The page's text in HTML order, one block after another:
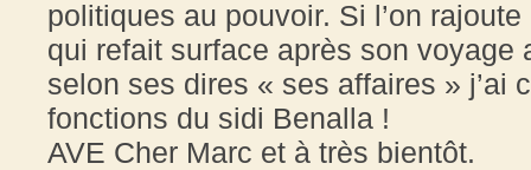
politiques au pouvoir. Si l’on
qui refait surface après son voyage
selon ses dires « ses affaires » j’ai
fonctions du sidi Benalla !
AVE Cher Marc et à très bientôt.